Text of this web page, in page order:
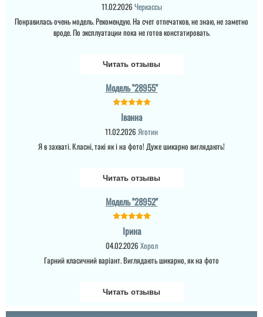
11.02.2026 Черкассы
Понравилась очень модель. Рекомендую. На счет отпечатков, не знаю, не заметно
вроде. По эксплуатации пока не готов констатировать.
Читать отзывы
Модель "28955"
Іванна
11.02.2026 Яготин
Я в захваті. Класні, такі як і на фото! Дуже шикарно виглядають!
Читать отзывы
Модель "28952"
Ірина
04.02.2026 Хорол
Гарний класичний варіант. Виглядають шикарно, як на фото
Читать отзывы